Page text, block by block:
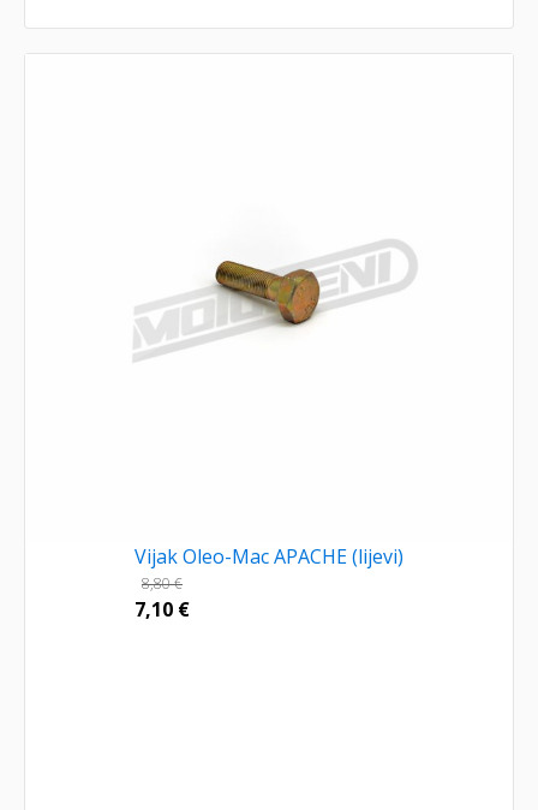
Vijak Oleo-Mac APACHE (lijevi)
8,80€
7,10 €